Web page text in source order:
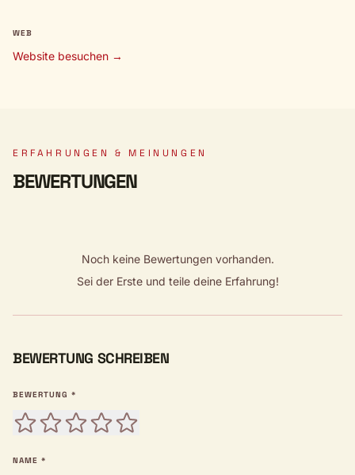
WEB
Website besuchen →
ERFAHRUNGEN & MEINUNGEN
BEWERTUNGEN
Noch keine Bewertungen vorhanden.
Sei der Erste und teile deine Erfahrung!
BEWERTUNG SCHREIBEN
BEWERTUNG *
NAME *